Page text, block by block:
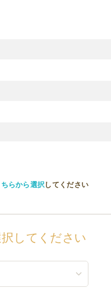
ーモン握り/いくら軍艦/納豆軍艦
ちらから選択してください
してください